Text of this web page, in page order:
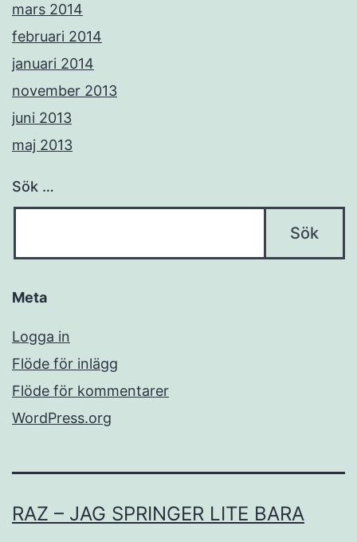
mars 2014
februari 2014
januari 2014
november 2013
juni 2013
maj 2013
Sök …
Meta
Logga in
Flöde för inlägg
Flöde för kommentarer
WordPress.org
RAZ – JAG SPRINGER LITE BARA